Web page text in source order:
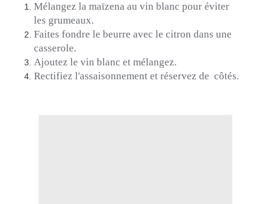
Mélangez la maïzena au vin blanc pour éviter
les grumeaux.
Faites fondre le beurre avec le citron dans une
casserole.
Ajoutez le vin blanc et mélangez.
Rectifiez l'assaisonnement et réservez de côtés.